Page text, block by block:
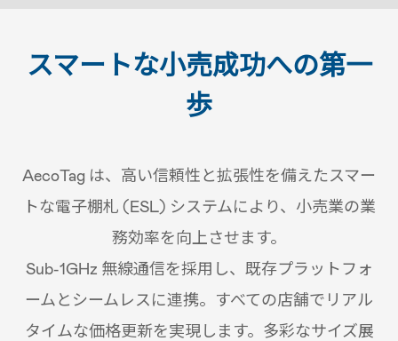
スマートな小売成功への第一
歩
AecoTag は、高い信頼性と拡張性を備えたスマー
トな電子棚札 (ESL) システムにより、小売業の業
務効率を向上させます。
Sub-1GHz 無線通信を採用し、既存プラットフォ
ームとシームレスに連携。すべての店舗でリアル
タイムな価格更新を実現します。多彩なサイズ展